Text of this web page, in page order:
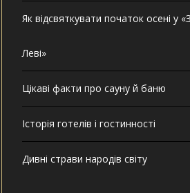
Як відсвяткувати початок осені у
Леві»
Цікаві факти про сауну й баню
Історія готелів і гостинності
Дивні страви народів світу